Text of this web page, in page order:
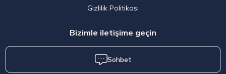
Gizlilik Politikası
Bizimle iletişime geçin
Sohbet